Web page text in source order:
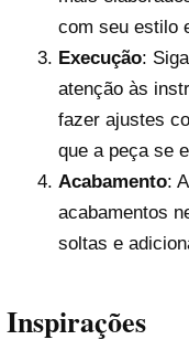
com seu estilo
Execução:
atenção às
fazer ajustes
que a peça se
Acabamento:
acabamentos
soltas e
Inspirações